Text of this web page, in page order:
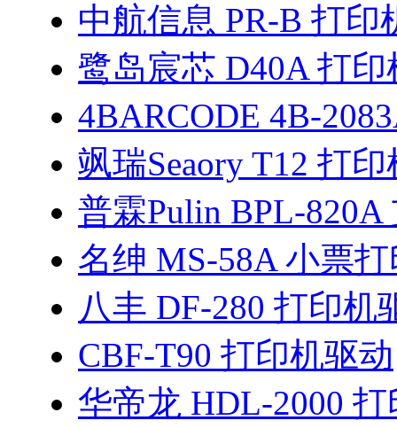
中航信息 PR-B 打印
鹭岛宸芯 D40A 打印
4BARCODE 4B-
飒瑞Seaory T12 打
普霖Pulin BPL-820A
名绅 MS-58A 小票
八丰 DF-280 打印机
CBF-T90 打印机驱动
华帝龙 HDL-2000